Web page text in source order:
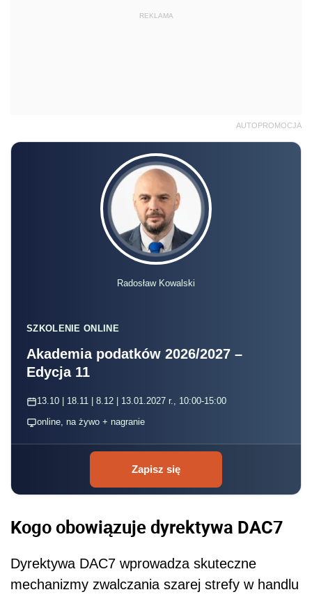
REKLAMA
AUTOPROMOCJA
Radosław Kowalski
SZKOLENIE ONLINE
Akademia podatków 2026/2027 –
Edycja 11
13.10 | 18.11 | 8.12 | 13.01.2027 r., 10:00-15:00
online, na żywo + nagranie
Zapisz się
Kogo obowiązuje dyrektywa DAC7
Dyrektywa DAC7 wprowadza skuteczne
mechanizmy zwalczania szarej strefy w handlu